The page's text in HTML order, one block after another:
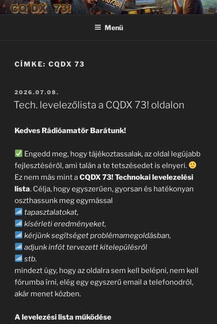
Tartalomhoz
CQ DX 73!
CQ DX 73! – JN97
Menü
CÍMKE: CQDX 73
BEKÜLDVE:
2026.07.08.
Tech. levelezőlista a CQDX 73! oldalon
Kedves Rádióamatőr Barátunk!
Engedd meg, hogy tájékoztassalak, az oldal legújabb
fejlesztéséről, ami talán a te tetszésedet is elnyeri.
Ez nem más mint aCQDX 73! Technokai levelezelési
lista. Célja, hogy egyszerűen, gyorsan és hatékonyan
oszthassunk meg egymással
tapasztalatokat,
kísérleti eredményeket,
kérjünk segítséget problémamegoldásban,
adjunk infót tervezett kitelepülésről
stb.
mindezt úgy, hogy az oldalra sem kell belépni, nem kell
fórumba írni, elég egy egyszerű email a telefonodról,
akár menet közben.
A levelezési lista működése